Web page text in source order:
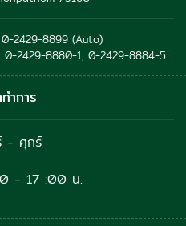
2429-8899 (Auto)
0-2429-8880-1, 0-2429-8884-5
ำการ
- ศุกร์
- 17 :00 น.